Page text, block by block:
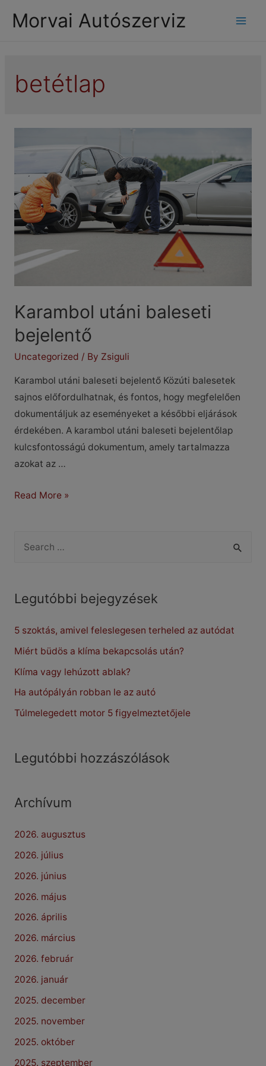
Morvai Autószerviz
betétlap
Karambol utáni baleseti
bejelentő
Uncategorized / By Zsiguli
Karambol utáni baleseti bejelentő Közúti balesetek
sajnos előfordulhatnak, és fontos, hogy megfelelően
dokumentáljuk az eseményeket a későbbi eljárások
érdekében. A karambol utáni baleseti bejelentőlap
kulcsfontosságú dokumentum, amely tartalmazza
azokat az …
Karambol
bejelentő
Read More »
r
h
f
o
r
Legutóbbi bejegyzések
5 szoktás, amivel feleslegesen terheled az autódat
Miért büdös a klíma bekapcsolás után?
Klíma vagy lehúzott ablak?
Ha autópályán robban le az autó
Túlmelegedett motor 5 figyelmeztetőjele
Legutóbbi hozzászólások
Archívum
2026. augusztus
2026. július
2026. június
2026. május
2026. április
2026. március
2026. február
2026. január
2025. december
2025. november
2025. október
2025. szeptember